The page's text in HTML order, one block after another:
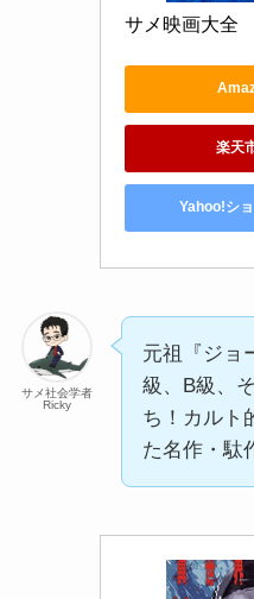
サメ映画大全
楽天
Yahoo!シ
サメ社会学者
Ricky
元祖『ジョ
級、B級、
ち！カルト
た名作・駄